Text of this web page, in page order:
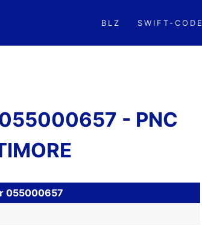
BLZ SWIFT-CODE
- PNC
055000657